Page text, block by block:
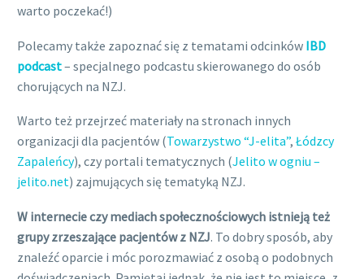
warto poczekać!)
Polecamy także zapoznać się z tematami odcinków IBD
podcast– specjalnego podcastu skierowanego do osób
chorujących na NZJ.
Warto też przejrzeć materiały na stronach innych
organizacji dla pacjentów (Towarzystwo “J-elita”, Łódzcy
Zapaleńcy), czy portali tematycznych (Jelito w ogniu –
jelito.net) zajmujących się tematyką NZJ.
W internecie czy mediach społecznościowych istnieją też
grupy zrzeszające pacjentów z NZJ. To dobry sposób, aby
znaleźć oparcie i móc porozmawiać z osobą o podobnych